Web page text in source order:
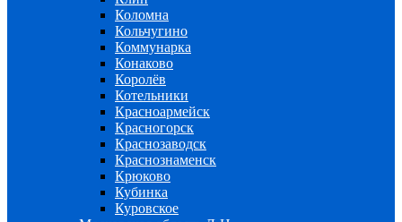
Коломна
Кольчугино
Коммунарка
Конаково
Королёв
Котельники
Красноармейск
Красногорск
Краснозаводск
Краснознаменск
Крюково
Кубинка
Куровское